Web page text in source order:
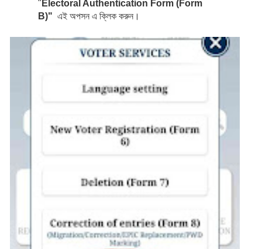
" Electoral Authentication Form (Form
B)" এই অপসন এ ক্লিক করুন।